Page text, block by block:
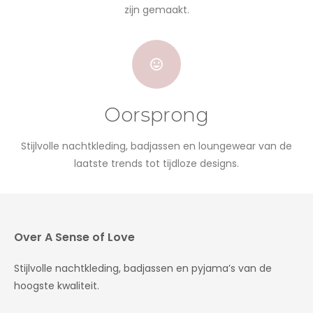
zijn gemaakt.
Oorsprong
Stijlvolle nachtkleding, badjassen en loungewear van de
laatste trends tot tijdloze designs.
Over A Sense of Love
Stijlvolle nachtkleding, badjassen en pyjama’s van de
hoogste kwaliteit.